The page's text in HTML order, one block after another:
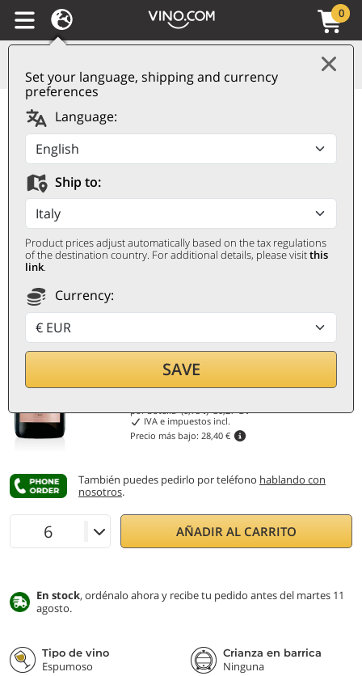
Set your language, shipping and currency
preferences
Language:
Ship to:
Product prices adjust automatically based on the tax regulations
of the destination country. For additional details, please visitthis
link.
Currency:
SAVE
0
Alta Langa DOCG Brut
Rosé Metodo Classico
Duchessa Lia
DUCHESSA LIA
0,75 ℓ
Rebaja 20%
22,70€
por botella (0,75 ℓ)30,27€/ℓ
IVA e impuestos incl.
Precio más bajo:28,40 €
También puedes pedirlo por teléfono hablando con
nosotros.
AÑADIR AL CARRITO
En stock, ordénalo ahora y recibe tu pedido antes del martes 11
agosto.
Tipo de vino
Espumoso
Crianza en barrica
Ninguna